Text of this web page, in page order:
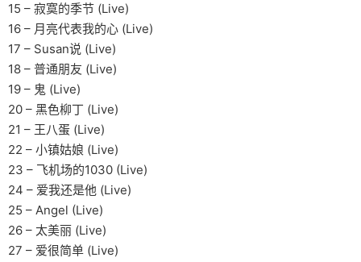
15 – 寂寞的季节 (Live)
16 – 月亮代表我的心 (Live)
17 – Susan说 (Live)
18 – 普通朋友 (Live)
19 – 鬼 (Live)
20 – 黑色柳丁 (Live)
21 – 王八蛋 (Live)
22 – 小镇姑娘 (Live)
23 – 飞机场的1030 (Live)
24 – 爱我还是他 (Live)
25 – Angel (Live)
26 – 太美丽 (Live)
27 – 爱很简单 (Live)